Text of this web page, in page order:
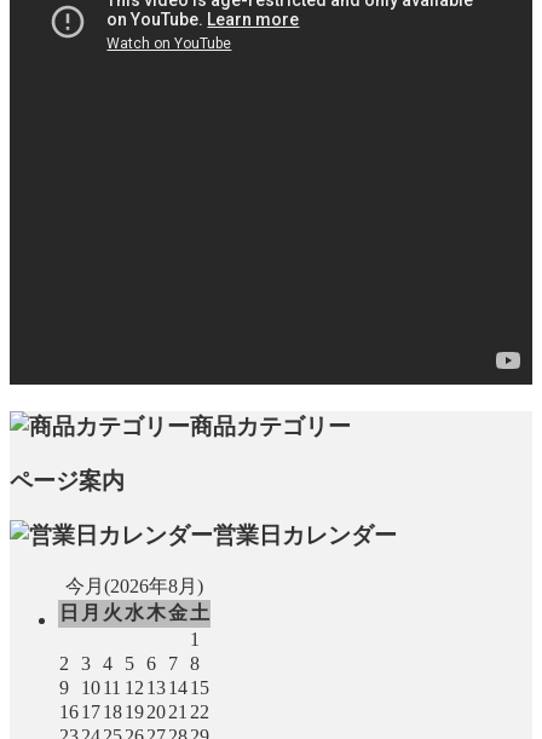
商品カテゴリー
ページ案内
営業日カレンダー
今月(2026年8月)
日 月 火 水木金土
1
2
3 4 5 6 7 8
9
1011 12 131415
161718192021 22